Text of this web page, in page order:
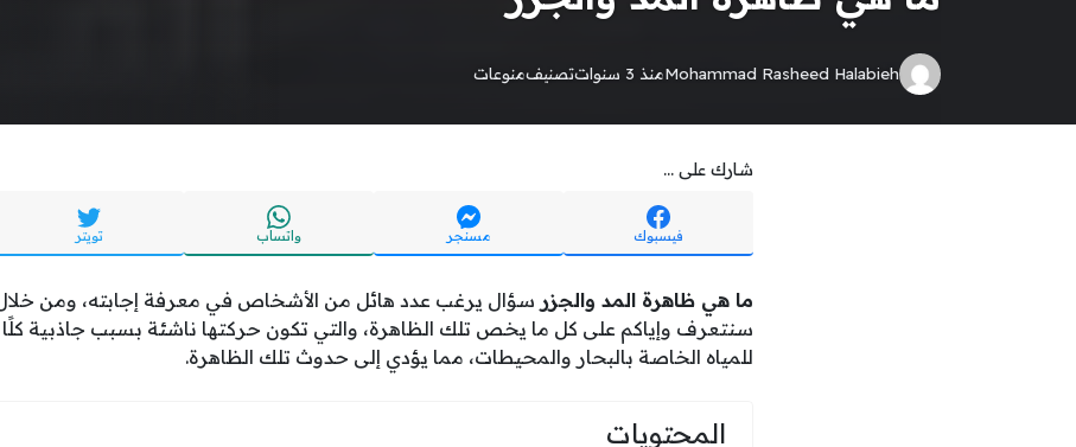
Mohammad Rasheed Halabiehمنذ 3 سنوات تصنيفمنوعات
شارك على ...
فيسبوك مسنجر واتساب تويتر
ما هي ظاهرة المد والجزر سؤال يرغب عدد هائل من الأشخاص في معرفة إجابته، ومن
سنتعرف وإياكم على كل ما يخص تلك الظاهرة، والتي تكون حركتها ناشئة بسبب جاذبية
للمياه الخاصة بالبحار والمحيطات، مما يؤدي إلى حدوث تلك الظاهرة.
المحتويات